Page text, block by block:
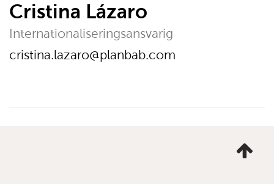
Cristina Lázaro
Internationaliseringsansvarig
E-post:
cristina.lazaro@planbab.com
mig